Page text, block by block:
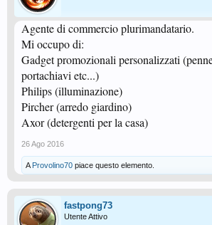
Agente di commercio plurimandatario.
Mi occupo di:
Gadget promozionali personalizzati
portachiavi etc...)
Philips (illuminazione)
Pircher (arredo giardino)
Axor (detergenti per la casa)
26 Ago 2016
A Provolino70 piace questo elemento.
fastpong73
Utente Attivo